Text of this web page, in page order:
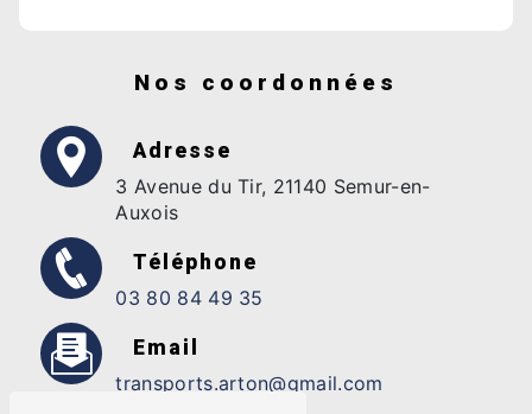
Nos coordonnées
Adresse
3 Avenue du Tir, 21140 Semur-en-
Auxois
Téléphone
03 80 84 49 35
Email
transports.arton@gmail.com